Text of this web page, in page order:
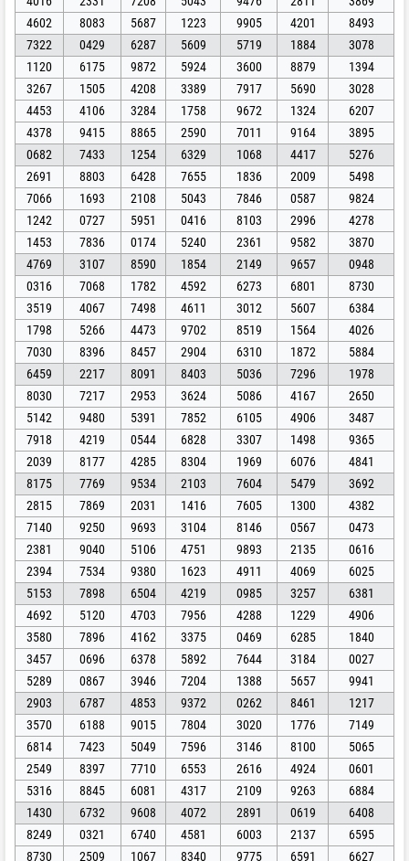
4602
8083 5687 1223 9905 4201
8493
7322
0429 6287 5609 5719 1884
3078
1120
6175 9872 5924 3600 8879
1394
3267
1505 4208 3389 7917 5690
3028
4453
4106 3284 1758 9672 1324
6207
4378
9415 8865 2590 7011 9164
3895
0682
7433 1254 6329 1068 4417
5276
2691
8803 6428 7655 1836 2009
5498
7066
1693 2108 5043 7846 0587
9824
1242
0727 5951 0416 8103 2996
4278
1453
7836 0174 5240 2361 9582
3870
4769
3107 8590 1854 2149 9657
0948
0316
7068 1782 4592 6273 6801
8730
3519
4067 7498 4611 3012 5607
6384
1798
5266 4473 9702 8519 1564
4026
7030
8396 8457 2904 6310 1872
5884
6459
2217 8091 8403 5036 7296
1978
8030
7217 2953 3624 5086 4167
2650
5142
9480 5391 7852 6105 4906
3487
7918
4219 0544 6828 3307 1498
9365
2039
8177 4285 8304 1969 6076
4841
8175
7769 9534 2103 7604 5479
3692
2815
7869 2031 1416 7605 1300
4382
7140
9250 9693 3104 8146 0567
0473
2381
9040 5106 4751 9893 2135
0616
2394
7534 9380 1623 4911 4069
6025
5153
7898 6504 4219 0985 3257
6381
4692
5120 4703 7956 4288 1229
4906
3580
7896 4162 3375 0469 6285
1840
3457
0696 6378 5892 7644 3184
0027
5289
0867 3946 7204 1388 5657
9941
2903
6787 4853 9372 0262 8461
1217
3570
6188 9015 7804 3020 1776
7149
6814
7423 5049 7596 3146 8100
5065
2549
8397 7710 6553 2616 4924
0601
5316
8845 6081 4317 2109 9263
6884
1430
6732 9608 4072 2891 0619
6408
8249
0321 6740 4581 6003 2137
6595
8730
2509 1067 8340 9775 6591 6627